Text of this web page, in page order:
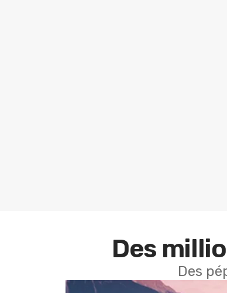
Des
Des